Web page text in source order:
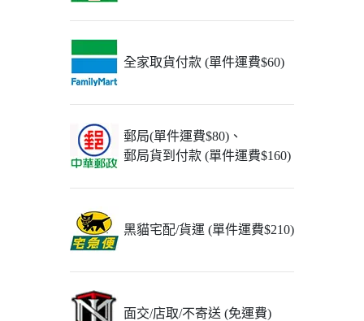
全家取貨付款 (單件運費$60)
郵局(單件運費$80)、
郵局貨到付款 (單件運費$160)
黑貓宅配/貨運 (單件運費$210)
面交/店取/不寄送 (免運費)